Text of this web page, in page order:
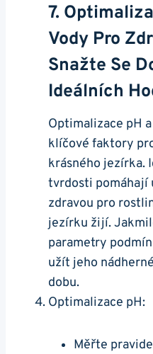
7.
Vody Pro
⁢Snažte Se
Ideálních
Optimalizace pH
klíčové faktory
krásného jezírka.
tvrdosti pomáhají
⁣zdravou pro
jezírku žijí.
parametry
užít jeho
dobu.
Optimalizace pH:
Měřte